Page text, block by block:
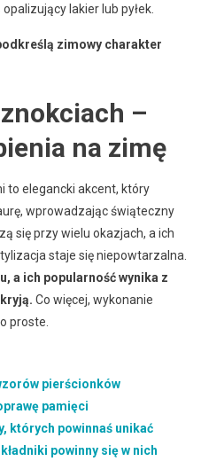
lakier lub pyłek.
zimowy charakter
–
na zimę
to elegancki akcent, który
wprowadzając świąteczny
się przy wielu okazjach, a ich
staje się niepowtarzalna.
a ich popularność wynika z
Co więcej, wykonanie
proste.
pierścionków
pamięci
których powinnaś unikać
powinny się w nich